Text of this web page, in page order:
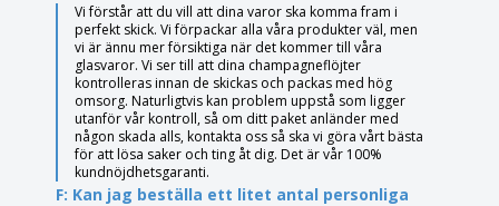
Vi förstår att du vill att dina varor ska komma fram i
perfekt skick. Vi förpackar alla våra produkter väl, men
vi är ännu mer försiktiga när det kommer till våra
glasvaror. Vi ser till att dina champagneflöjter
kontrolleras innan de skickas och packas med hög
omsorg. Naturligtvis kan problem uppstå som ligger
utanför vår kontroll, så om ditt paket anländer med
någon skada alls, kontakta oss så ska vi göra vårt bästa
för att lösa saker och ting åt dig. Det är vår 100%
kundnöjdhetsgaranti.
F: Kan jag beställa ett litet antal personliga